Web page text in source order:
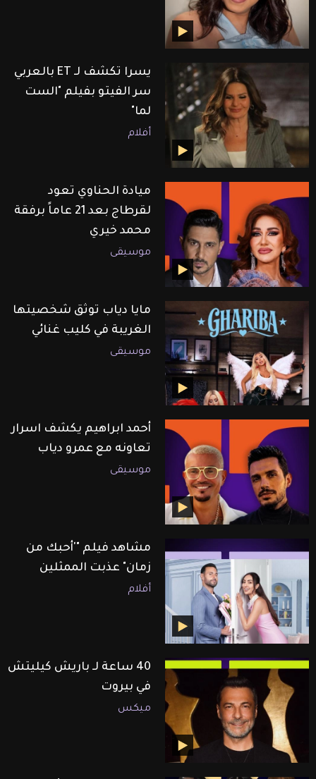
يسرا تكشف لـ ET بالعربي
سر الفيتو بفيلم "الست
لما"
أفلام
ميادة الحناوي تعود
لقرطاج بعد 21 عاماً برفقة
محمد خيري
موسيقى
مايا دياب توثق شخصيتها
الغريبة في كليب غنائي
موسيقى
أحمد ابراهيم يكشف اسرار
تعاونه مع عمرو دياب
موسيقى
مشاهد فيلم "'أحبك من
زمان" عذبت الممثلين
أفلام
40 ساعة لـ باريش كيليتش
في بيروت
ميكس